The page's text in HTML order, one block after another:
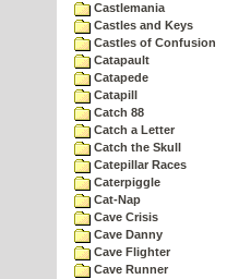
Castlemania
Castles and Keys
Castles of Confusion
Catapault
Catapede
Catapill
Catch 88
Catch a Letter
Catch the Skull
Catepillar Races
Caterpiggle
Cat-Nap
Cave Crisis
Cave Danny
Cave Flighter
Cave Runner